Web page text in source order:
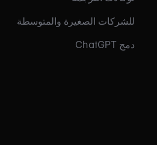
للشركات الصغيرة والمتوسطة
دمج ChatGPT